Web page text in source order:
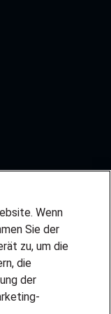
Wenn
Sie der
zu, um die
die
der